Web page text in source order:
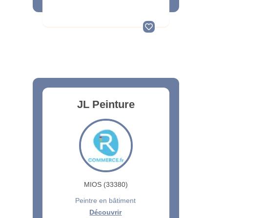
JL Peinture
MIOS (33380)
Peintre en bâtiment
Découvrir